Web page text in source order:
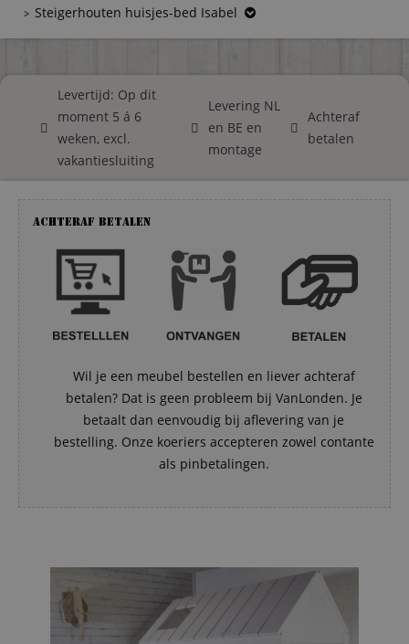
Steigerhouten huisjes-bed Isabel
Levertijd: Op dit
moment 5 á 6
weken, excl.
vakantiesluiting
Levering NL
en BE en
montage
Achteraf
betalen
Achteraf betalen
Wil je een meubel bestellen en liever achteraf
betalen? Dat is geen probleem bij VanLonden. Je
betaalt dan eenvoudig bij aflevering van je
bestelling. Onze koeriers accepteren zowel contante
als pinbetalingen.